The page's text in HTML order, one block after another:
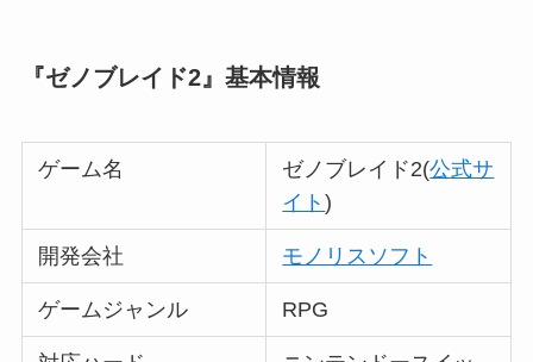
『ゼノブレイド2』基本情報
ゲーム名 ゼノブレイド2(公式サ
イト)
開発会社 モノリスソフト
ゲームジャンル RPG